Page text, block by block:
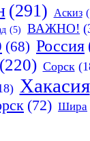
(291) Аскиз
(5) ВАЖНО!
(68) Россия
(220) Сорск
Хакасия
(72) Шира